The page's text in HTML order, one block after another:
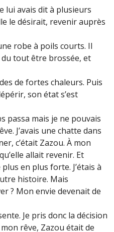
lui avais dit à plusieurs
le désirait, revenir auprès
robe à poils courts. Il
du tout être brossée, et
de fortes chaleurs. Puis
son état s’est
passa mais je ne pouvais
J’avais une chatte dans
c’était Zazou. À mon
allait revenir. Et
en plus forte. J’étais à
histoire. Mais
? Mon envie devenait de
Je pris donc la décision
rêve, Zazou était de